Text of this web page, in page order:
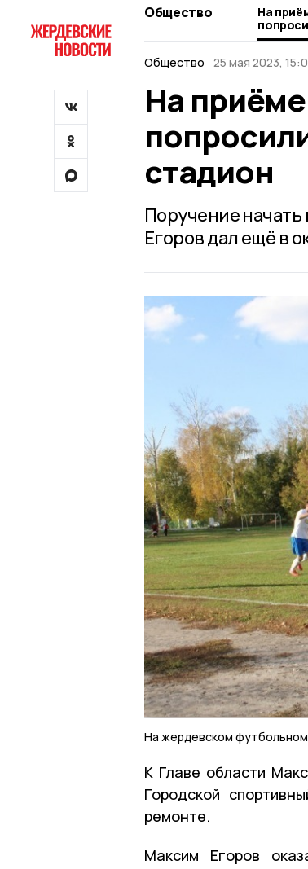
Общество
На
стадион
Общество
25 мая 2023,
На
стадион
Поручение
Егоров дал ещё в
На жердевском
К Главе области
Городской
ремонте.
Максим Егоров